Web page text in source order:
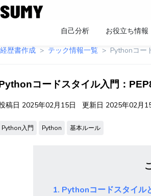
自己分析 お役立ち情報
歴書作成
テック情報一覧 Pythonコー
コードスタイル入門：
稿日 2025年02月15日 更新日 2025年02月
Python入門 Python 基本ルール
1. Pythonコードスタイル